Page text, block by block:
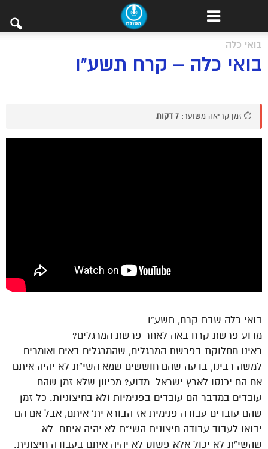
בואי כלה
בואי כלה – קרח תשע"ו
⏱️ זמן קריאה משוער: 7 דקות
בואי כלה שבת קרח, תשע”ו
מדוע פרשת קרח באה לאחר פרשת המרגלים?
ראינו מחלוקת בפרשת המרגלים, שהמרגלים באים ואומרים
למשה רבינו, בדעה שהם חוששים שמא השי”ת לא יהיה איתם
אם הם יכנסו לארץ ישראל. מדוע? מכיוון שלא זמן שהם
עובדים במדבר הם עובדים בפנימיות ולא בחיצוניות. כל זמן
שהם עובדים עבודה פנימית אז הבורא ית’ איתם, אבל אם הם
יבואו לעבוד עבודה חיצונית השי”ת לא יהיה איתם. לא
שהשי”ת לא יכול אלא פשוט לא יהיה איתם בעבודה חיצונית.